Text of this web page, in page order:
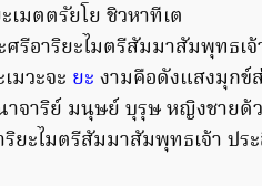
เมตตรัยโย ชิวหาทีเต
รีอาริยะไมตรีสัมมาสัมพุทธเ
มวะจะ ยะ งามคือดังแสงมุกข์
าริย์ มนุษย์ บุรุษ หญิงชายด้
ริยะไมตรีสัมมาสัมพุทธเจ้า ปร